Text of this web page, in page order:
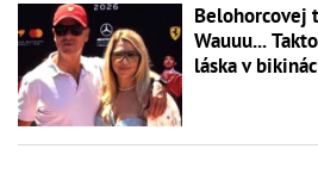
Belohorcovej
Wauuu...
láska v